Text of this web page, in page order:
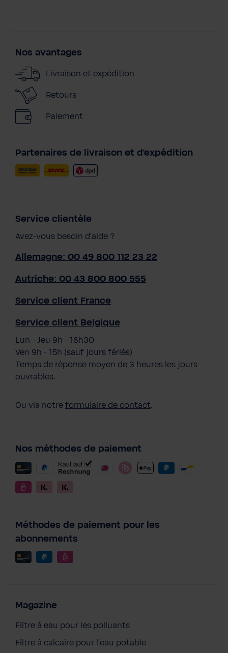
Nos avantages
Livraison et expédition
Retours
Paiement
Partenaires de livraison et d'expédition
Service clientèle
Avez-vous besoin d'aide ?
Allemagne: 00 49 800 112 23 22
Autriche: 00 43 800 800 555
Service client France
Service client Belgique
Lun - Jeu 9h - 16h30
Ven 9h - 15h (sauf jours fériés)
Temps de réponse moyen de 3 heures les jours
ouvrables.
Ou via notre formulaire de contact.
Nos méthodes de paiement
Méthodes de paiement pour les
abonnements
Magazine
Filtre à eau pour les polluants
Filtre à calcaire pour l'eau potable